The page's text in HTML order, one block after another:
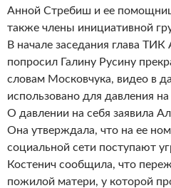
Анной Стребиш и ее
также члены инициативной
В начале заседания глава
попросил Галину Русину
словам Московчука, видео в
использовано для давления
О давлении на себя заявила
Она утверждала, что на ее
социальной сети поступают
Костенич сообщила, что
пожилой матери, у которой